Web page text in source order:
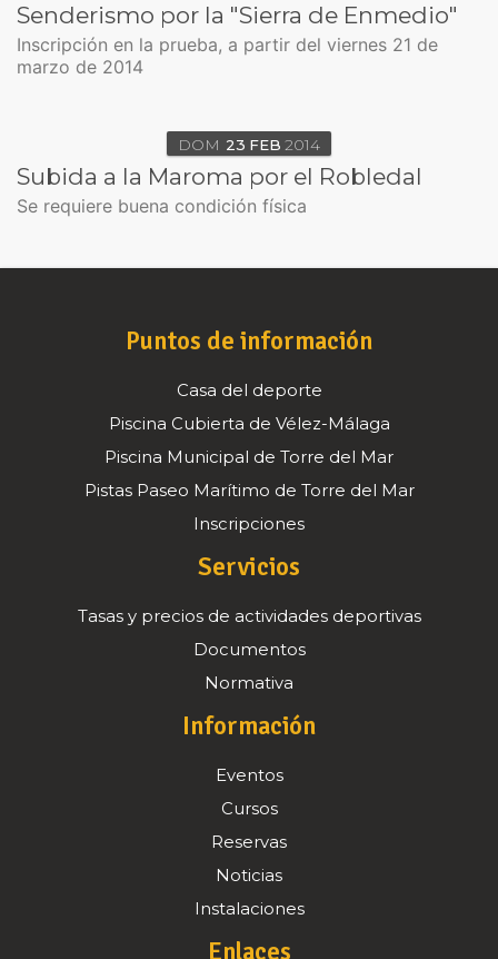
Senderismo por la "Sierra de Enmedio"
Inscripción en la prueba, a partir del viernes 21 de
marzo de 2014
DOM 23 FEB 2014
Subida a la Maroma por el Robledal
Se requiere buena condición física
Puntos de información
Casa del deporte
Piscina Cubierta de Vélez-Málaga
Piscina Municipal de Torre del Mar
Pistas Paseo Marítimo de Torre del Mar
Inscripciones
Servicios
Tasas y precios de actividades deportivas
Documentos
Normativa
Información
Eventos
Cursos
Reservas
Noticias
Instalaciones
Enlaces